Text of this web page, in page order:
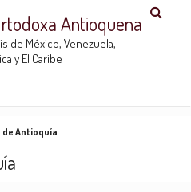
Antioquena
de México, Venezuela,
y El Caribe
Antioquía